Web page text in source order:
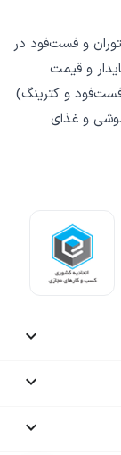
و فست‌فود در
و قیمت
فست‌فود و کترینگ)
و غذای


